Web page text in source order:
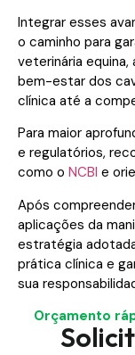
Integrar esses
o caminho para
veterinária
bem-estar dos
clínica até a
Para maior
e regulatórios,
como o NCBI e
Após
aplicações da
estratégia
prática clínica e
sua
Orçamento